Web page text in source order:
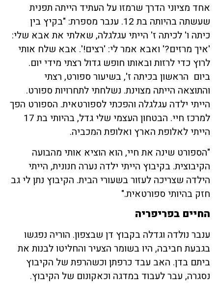
אחד מציוני הדרך שרמזו על העתיד הייתה תפנית
שעשתה בהיותה בת 12. ענבר מספרת: "בקיץ בין
כיתה ו' לכיתה ז' הייתי עגלגלה, שאלתי את אבא שלי:
'איך מרזים?' ואבא אמר לי: 'רצים!'. אבא שלח אותי
לרוץ כדי לרזות ובאותו חופש גדול רצתי מידי יום.
ביום הראשון בכיתה ז', בשיעור ספורט, רצתי
והתוצאה הייתה מצוינת. נשלחתי לתחרויות ספורט.
הייתי ילדה עגלגלה והפכתי לספורטאית. הספורט הפך
למרכז חיי. הבטחון העצמי שלי גדל, בהיותי בת 17
הייתי לאלופת הארץ ואלופת המכביה.
"הספורט שינה את חיי, הוא הוציא אותי מהבועה
הקיבוצית. בקיבוץ הייתי ילדה נערה חנונית, הייתי
הילדה שצריכה לעזור בשעורי הבית. הקיבוץ נתן לי גב
חזק בהיותי ספורטאית."
החיים בפריפריה
ענבר נולדה וגדלה בקבוץ דן שבצפון. הוריה נפגשו
בגבעת חביבה, היו בשומר הצעיר והחליטו לבנות את
ביתם בדן. האב עבד כרפתן וכשהרפת של הקיבוץ
נסגרה, עבר לעבוד במדגה וכאקונום של הקיבוץ.